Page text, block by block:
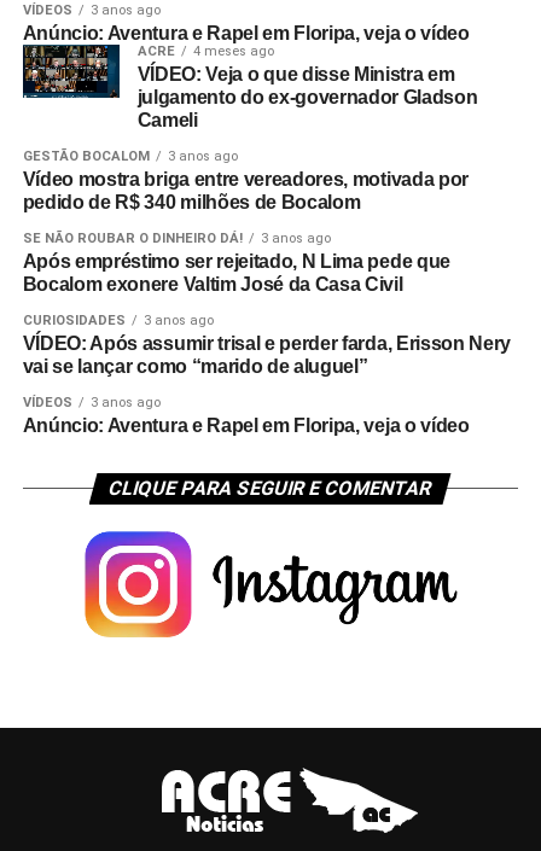
VÍDEOS 3 anos ago
Anúncio: Aventura e Rapel em Floripa, veja o vídeo
ACRE 4 meses ago
VÍDEO: Veja o que disse Ministra em
julgamento do ex-governador Gladson
Cameli
GESTÃO BOCALOM 3 anos ago
Vídeo mostra briga entre vereadores, motivada por
pedido de R$ 340 milhões de Bocalom
SE NÃO ROUBAR O DINHEIRO DÁ! 3 anos ago
Após empréstimo ser rejeitado, N Lima pede que
Bocalom exonere Valtim José da Casa Civil
CURIOSIDADES 3 anos ago
VÍDEO: Após assumir trisal e perder farda, Erisson Nery
vai se lançar como “marido de aluguel”
VÍDEOS 3 anos ago
Anúncio: Aventura e Rapel em Floripa, veja o vídeo
CLIQUE PARA SEGUIR E COMENTAR